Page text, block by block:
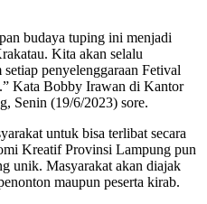
budaya tuping ini menjadi
Kita akan selalu
penyelenggaraan Fetival
Kata Bobby Irawan di Kantor
Senin (19/6/2023) sore.
untuk bisa terlibat secara
Kreatif Provinsi Lampung pun
unik. Masyarakat akan diajak
maupun peserta kirab.